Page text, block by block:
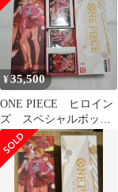
¥35,500
ONE PIECE ヒロイン
ズ スペシャルボック
ス